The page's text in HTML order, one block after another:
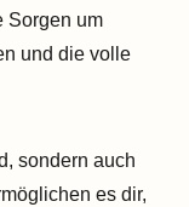
Sorgen um
und die volle
sondern auch
es dir,